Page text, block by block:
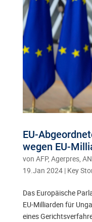
EU-
wegen EU-
von AFP, Agerpres,
19.Jan 2024| Key
Das Europäische
EU-Milliarden für
eines